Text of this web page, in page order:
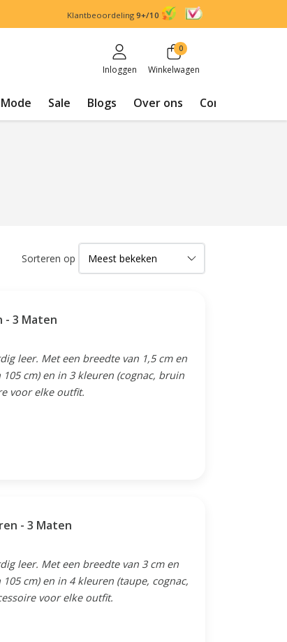
Klantbeoordeling 9+/10
Inloggen
0
Winkelwagen
Mode Sale Blogs Over ons Contact
Sorteren op
- 3 Maten
leer. Met een breedte van 1,5 cm en
cm) en in 3 kleuren (cognac, bruin
voor elke outfit.
- 3 Maten
leer. Met een breedte van 3 cm en
cm) en in 4 kleuren (taupe, cognac,
voor elke outfit.